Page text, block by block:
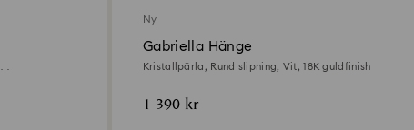
Ny
Gabriella Hänge
Kristallpärla, Rund slipning, Vit, 18K guldfinish
1 390 kr